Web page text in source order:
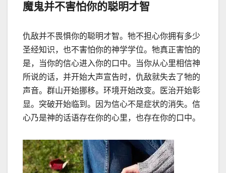
魔鬼并不害怕你的聪明才智
仇敌并不畏惧你的聪明才智。牠不担心你拥有多少
圣经知识，也不害怕你的神学学位。牠真正害怕的
是，当你的信心进入你的口中。当你从心里相信神
所说的话，并开始大声宣告时，仇敌就失去了牠的
声音。群山开始挪移。环境开始改变。医治开始彰
显。突破开始临到。因为信心不是症状的消失。信
心乃是神的话语存在你的心里，也存在你的口中。